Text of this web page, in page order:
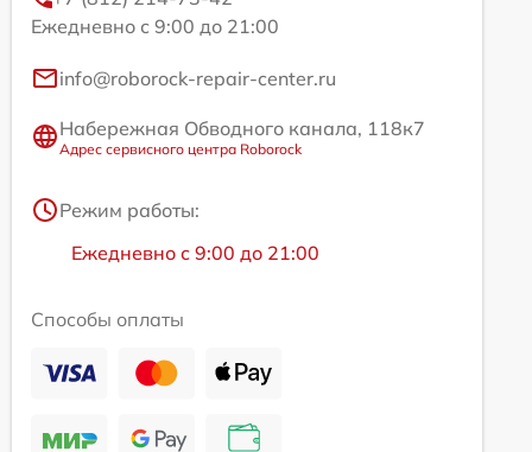
Ежедневно с 9:00 до 21:00
info@roborock-repair-center.ru
Набережная Обводного канала, 118к7
Адрес сервисного центра Roborock
Режим работы:
Ежедневно с 9:00 до 21:00
Способы оплаты